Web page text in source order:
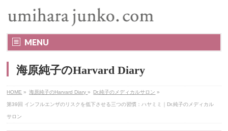
MENU
海原純子のHarvard Diary
HOME » 海原純子のHarvard Diary» Dr.純子のメディカルサロン »
第39回 インフルエンザのリスクを低下させる三つの習慣：ハヤミミ｜Dr.純子のメディカル
サロン